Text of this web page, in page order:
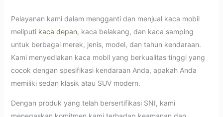
Pelayanan kami dalam mengganti dan menjual kaca mobil
meliputi kaca depan, kaca belakang, dan kaca samping
untuk berbagai merek, jenis, model, dan tahun kendaraan.
Kami menyediakan kaca mobil yang berkualitas tinggi yang
cocok dengan spesifikasi kendaraan Anda, apakah Anda
memiliki sedan klasik atau SUV modern.
Dengan produk yang telah bersertifikasi SNI, kami